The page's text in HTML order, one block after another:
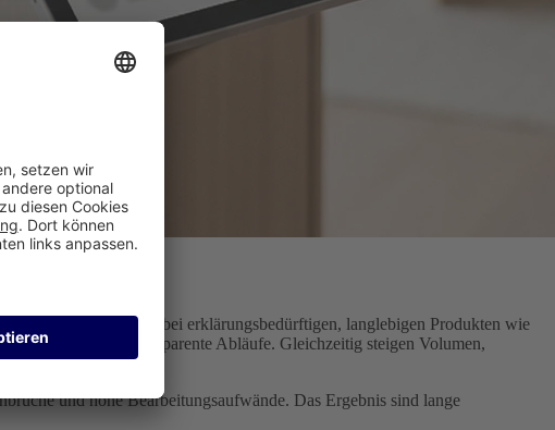
Experience. Gerade bei erklärungsbedürftigen, langlebigen Produkten wie
und transparente Abläufe. Gleichzeitig steigen Volumen,
und hohe Bearbeitungsaufwände. Das Ergebnis sind lange